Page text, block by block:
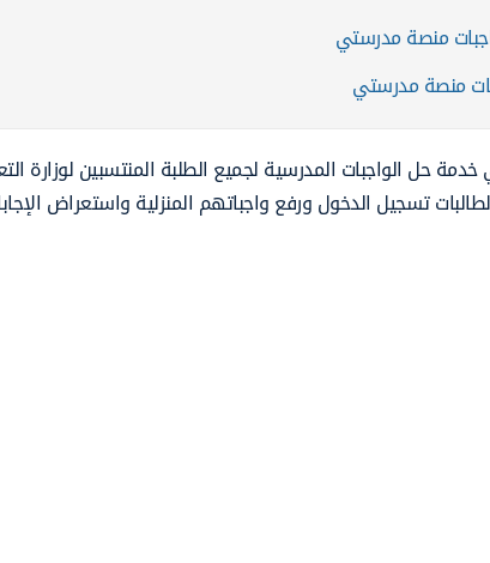
منصة مدرستي
منصة مدرستي
حل الواجبات المدرسية لجميع الطلبة المنتسبين لوزارة
تسجيل الدخول ورفع واجباتهم المنزلية واستعراض